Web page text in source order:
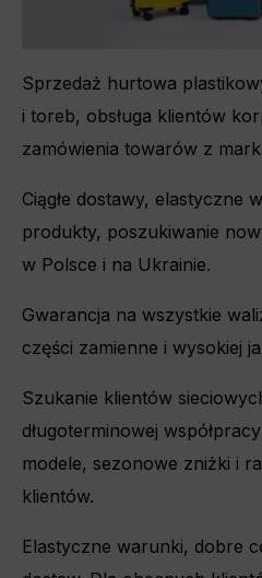
Sprzedaż hurtowa
i toreb, obsługa klientów
zamówienia towarów z
Ciągłe dostawy, elastyczne
produkty, poszukiwanie
w Polsce i na Ukrainie.
Gwarancja na wszystkie
części zamienne i wysokiej
Szukanie klientów
długoterminowej
modele, sezonowe zniżki i
klientów.
Elastyczne warunki, dobre